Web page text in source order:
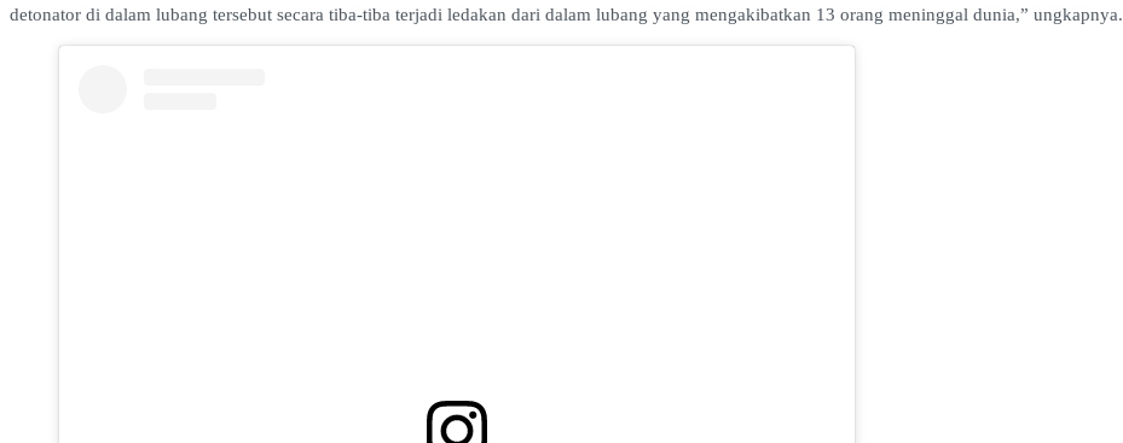
detonator di dalam lubang tersebut secara tiba-tiba terjadi ledakan dari dalam lubang yang mengakibatkan 13 orang meninggal dunia,” ungkapnya.